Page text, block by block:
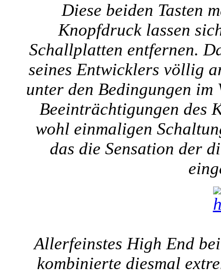
Diese beiden Tasten
Knopfdruck lassen
Schallplatten entfernen.
seines Entwicklers völlig
unter den Bedingungen
Beeinträchtigungen des
wohl einmaligen
das die Sensation der
Allerfeinstes High End
kombinierte diesmal